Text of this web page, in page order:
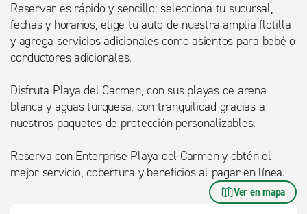
Reservar es rápido y sencillo: selecciona tu sucursal,
fechas y horarios, elige tu auto de nuestra amplia flotilla
y agrega servicios adicionales como asientos para bebé o
conductores adicionales.
Disfruta Playa del Carmen, con sus playas de arena
blanca y aguas turquesa, con tranquilidad gracias a
nuestros paquetes de protección personalizables.
Reserva con Enterprise Playa del Carmen y obtén el
mejor servicio, cobertura y beneficios al pagar en línea.
Ver en mapa